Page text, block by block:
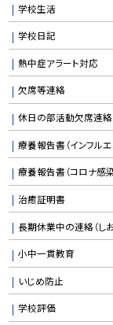
学校生活
学校日記
熱中症アラート対応
欠席等連絡
休日の部活動欠席連絡
療養報告書（インフルエ
療養報告書（コロナ感
治癒証明書
長期休業中の連絡（し
小中一貫教育
いじめ防止
学校評価